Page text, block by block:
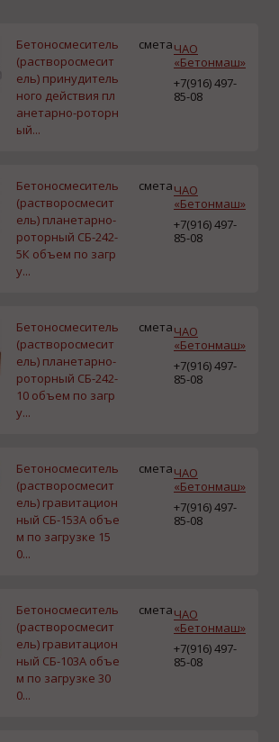
Бетоносмеситель
(растворосмесит
ель) принудитель
ного действия пл
анетарно-роторн
ый...
сметаЧАО
«Бетонмаш»
+7(916) 497-
85-08
Бетоносмеситель
(растворосмесит
ель) планетарно-
роторный СБ-242-
5К объем по загр
у...
сметаЧАО
«Бетонмаш»
+7(916) 497-
85-08
Бетоносмеситель
(растворосмесит
ель) планетарно-
роторный СБ-242-
10 объем по загр
у...
сметаЧАО
«Бетонмаш»
+7(916) 497-
85-08
Бетоносмеситель
(растворосмесит
ель) гравитацион
ный СБ-153А объе
м по загрузке 15
0...
сметаЧАО
«Бетонмаш»
+7(916) 497-
85-08
Бетоносмеситель
(растворосмесит
ель) гравитацион
ный СБ-103А объе
м по загрузке 30
0...
сметаЧАО
«Бетонмаш»
+7(916) 497-
85-08